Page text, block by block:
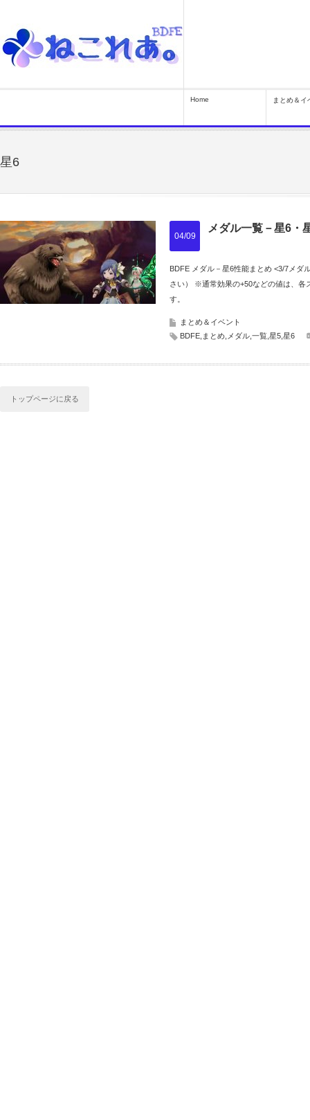
Home まとめ＆イ
星6
メダル一覧－星6・
04/09
BDFE メダル－星6性能まとめ <3/7メ
さい） ※通常効果の+50などの値は、各
す。
まとめ＆イベント
BDFE まとめ メダル 一覧 星5 星6
トップページに戻る